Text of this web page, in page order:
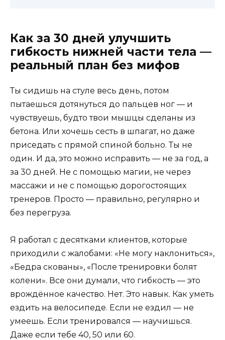
Как за 30 дней улучшить
гибкость нижней части тела —
реальный план без мифов
Ты сидишь на стуле весь день, потом
пытаешься дотянуться до пальцев ног — и
чувствуешь, будто твои мышцы сделаны из
бетона. Или хочешь сесть в шпагат, но даже
приседать с прямой спиной больно. Ты не
один. И да, это можно исправить — не за год, а
за 30 дней. Не с помощью магии, не через
массажи и не с помощью дорогостоящих
тренеров. Просто — правильно, регулярно и
без перегруза.
Я работал с десятками клиентов, которые
приходили с жалобами: «Не могу наклониться»,
«Бедра скованы», «После тренировки болят
колени». Все они думали, что гибкость — это
врождённое качество. Нет. Это навык. Как уметь
ездить на велосипеде. Если не ездил — не
умеешь. Если тренировался — научишься.
Даже если тебе 40, 50 или 60.